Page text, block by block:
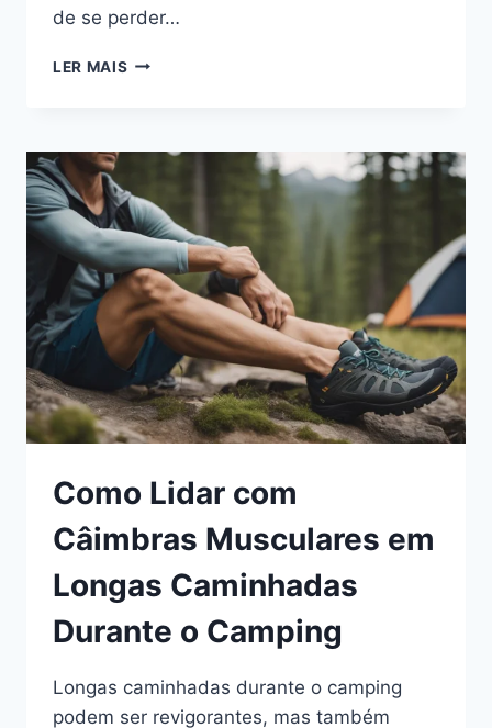
de se perder…
LER MAIS ENFRENTE
TRILHAS
O
CAMPING
COM
AS
ESCOLHAS
CERTAS
PARA
RETORNAR
EM
SEGURANÇA
Como Lidar com
Câimbras Musculares em
Longas Caminhadas
Durante o Camping
Longas caminhadas durante o camping
podem ser revigorantes, mas também